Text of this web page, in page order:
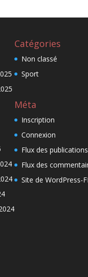
Catégories
Non classé
Sport
Méta
Inscription
Connexion
Flux des publications
Flux des
Site de WordPress-